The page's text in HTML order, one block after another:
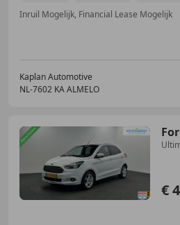
Inruil Mogelijk, Financial Lease Mogelijk
Kaplan Automotive
NL-7602 KA ALMELO
€